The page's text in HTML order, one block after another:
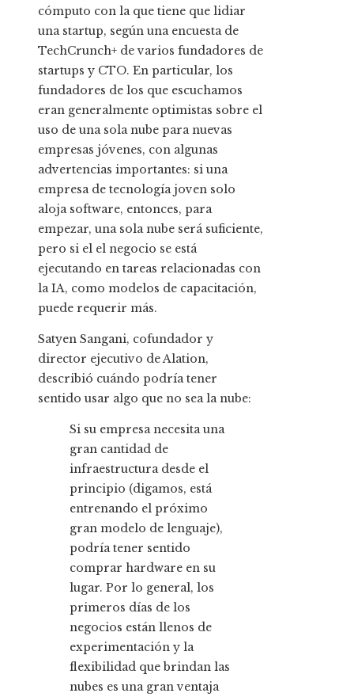
cómputo con la que tiene que lidiar
una startup, según una encuesta de
TechCrunch+ de varios fundadores de
startups y CTO. En particular, los
fundadores de los que escuchamos
eran generalmente optimistas sobre el
uso de una sola nube para nuevas
empresas jóvenes, con algunas
advertencias importantes: si una
empresa de tecnología joven solo
aloja software, entonces, para
empezar, una sola nube será suficiente,
pero si el el negocio se está
ejecutando en tareas relacionadas con
la IA, como modelos de capacitación,
puede requerir más.
Satyen Sangani, cofundador y
director ejecutivo de Alation,
describió cuándo podría tener
sentido usar algo que no sea la nube:
Si su empresa necesita una
gran cantidad de
infraestructura desde el
principio (digamos, está
entrenando el próximo
gran modelo de lenguaje),
podría tener sentido
comprar hardware en su
lugar. Por lo general, los
primeros días de los
negocios están llenos de
experimentación y la
flexibilidad que brindan las
nubes es una gran ventaja